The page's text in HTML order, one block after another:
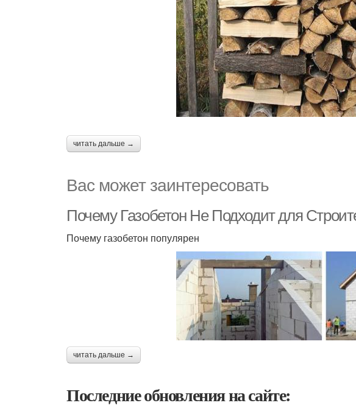
читать дальше →
Вас может заинтересовать
Почему Газобетон Не Подходит для
Почему газобетон популярен
читать дальше →
Последние обновления на сайте: